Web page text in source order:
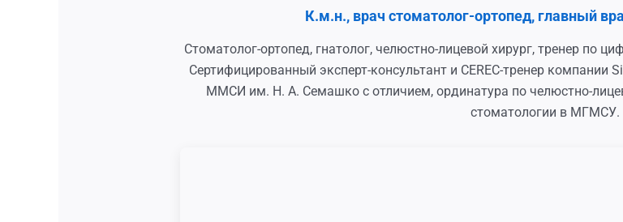
К.м.н., врач стоматолог-ортопед, главный
Стоматолог-ортопед, гнатолог, челюстно-лицевой хирург, тренер по
Сертифицированный эксперт-консультант и CEREC-тренер компании
ММСИ им. Н. А. Семашко с отличием, ординатура по челюстно-
стоматологии в МГМСУ.